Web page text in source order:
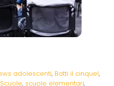
adolescenti, Batti il cinque!,
Scuole, scuole elementari,